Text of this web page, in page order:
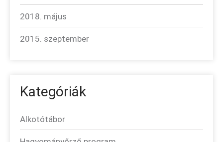
2018. május
2015. szeptember
Kategóriák
Alkotótábor